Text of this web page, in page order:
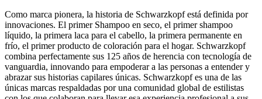
Como marca pionera, la historia de Schwarzkopf está definida por
innovaciones. El primer Shampoo en seco, el primer shampoo
líquido, la primera laca para el cabello, la primera permanente en
frío, el primer producto de coloración para el hogar. Schwarzkopf
combina perfectamente sus 125 años de herencia con tecnología de
vanguardia, innovando para empoderar a las personas a entender y
abrazar sus historias capilares únicas. Schwarzkopf es una de las
únicas marcas respaldadas por una comunidad global de estilistas